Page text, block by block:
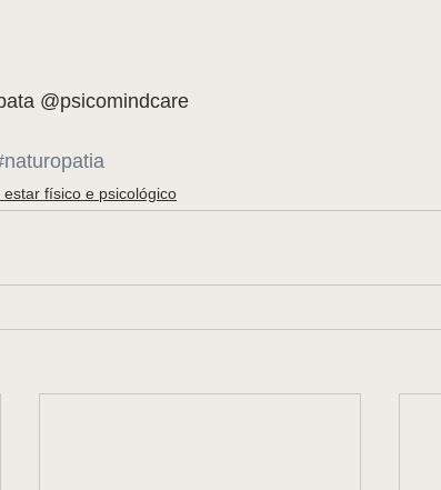
@psicomindcare
estar físico e psicológico